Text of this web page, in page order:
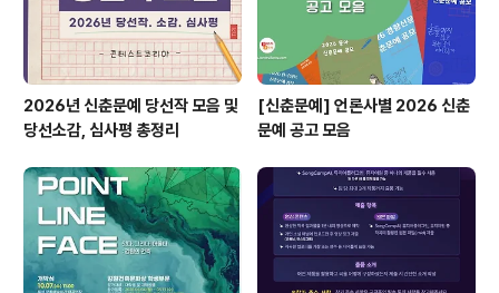
2026년 신춘문예 당선작 모음 및
당선소감, 심사평 총정리
[신춘문예] 언론사별 2026 신춘
문예 공고 모음